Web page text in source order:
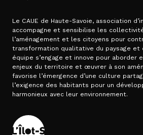
Le CAUE de Haute-Savoie, association
accompagne et sensibilise les
l’aménagement et les citoyens pour
transformation qualitative du paysage et
équipe s’engage et innove pour aborder
enjeux du territoire et œuvrer à son
favorise l’émergence d’une culture
l’exigence des habitants pour un
harmonieux avec leur environnement.